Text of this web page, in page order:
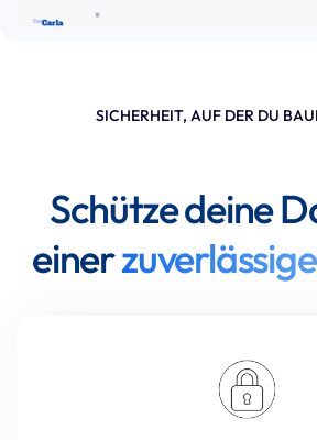
SICHERHEIT, AUF DER DU
Schütze deine
einer